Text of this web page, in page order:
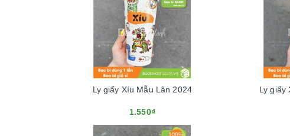
Ly giấy Xíu Mẫu Lân 2024
1.550₫
Ly giấy